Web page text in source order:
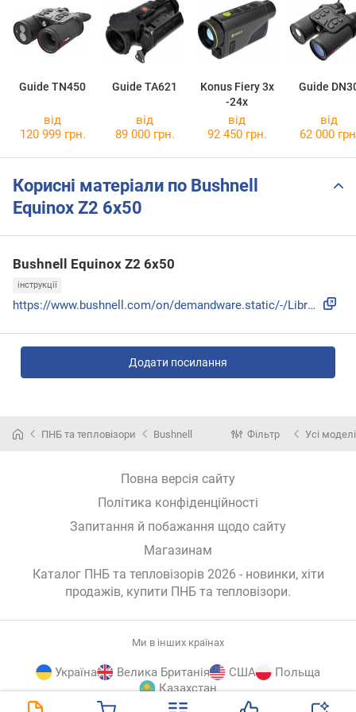
Guide TN450 Guide TA621
Konus Fiery 3x
-24x
Guide
від
120 999 грн.
від
89 000 грн.
від
92 450 грн.
від
62 000
Корисні матеріали по Bushnell
Equinox Z2 6x50
Bushnell Equinox Z2 6x50
інструкції
https://www.bushnell.com/on/demandware.static/-/Library-Sit...
Додати посилання
ПНБ та тепловізори Bushnell Фільтр Усі моделі
Повна версія сайту
Політика конфіденційності
Запитання й побажання щодо сайту
Магазинам
Каталог ПНБ та тепловізорів 2026 - новинки, хіти
продажів, купити ПНБ та тепловізори.
Ми в інших країнах
Україна Велика Британія США
Польща
Казахстан